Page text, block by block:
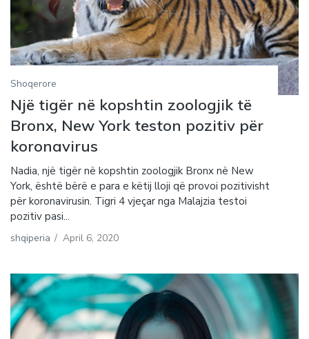
Shoqerore
Një tigër në kopshtin zoologjik të
Bronx, New York teston pozitiv për
koronavirus
Nadia, një tigër në kopshtin zoologjik Bronx në New
York, është bërë e para e këtij lloji që provoi pozitivisht
për koronavirusin. Tigri 4 vjeçar nga Malajzia testoi
pozitiv pasi...
shqiperia / April 6, 2020